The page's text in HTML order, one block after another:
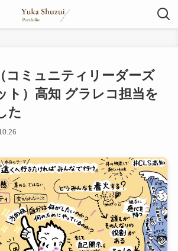
コミュニティリーダーズ
ト）高知 グラレコ担当を
た